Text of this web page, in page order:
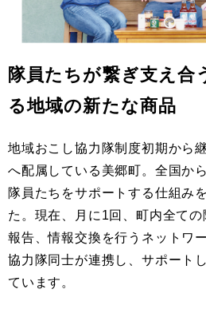
隊員たちが繋ぎ支え合
る地域の新たな商品
地域おこし協力隊制度初期から
へ配属している美郷町。全国か
隊員たちをサポートする仕組み
た。現在、月に1回、町内全て
報告、情報交換を行うネットワ
協力隊同士が連携し、サポート
ています。